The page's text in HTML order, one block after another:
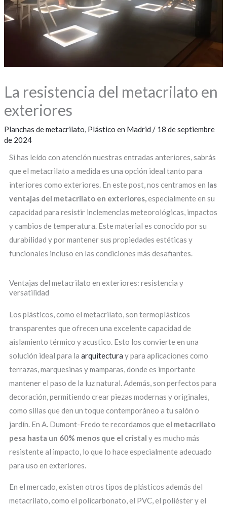
La resistencia del metacrilato en
exteriores
Planchas de metacrilato, Plástico en Madrid / 18 de septiembre
de 2024
Si has leído con atención nuestras entradas anteriores, sabrás
que el metacrilato a medida es una opción ideal tanto para
interiores como exteriores. En este post, nos centramos en las
ventajas del metacrilato en exteriores,especialmente en su
capacidad para resistir inclemencias meteorológicas, impactos
y cambios de temperatura. Este material es conocido por su
durabilidad y por mantener sus propiedades estéticas y
funcionales incluso en las condiciones más desafiantes.
Ventajas del metacrilato en exteriores: resistencia y
versatilidad
Los plásticos, como el metacrilato, son termoplásticos
transparentes que ofrecen una excelente capacidad de
aislamiento térmico y acustico. Esto los convierte en una
solución ideal para laarquitectura y para aplicaciones como
terrazas, marquesinas y mamparas, donde es importante
mantener el paso de la luz natural. Además, son perfectos para
decoración, permitiendo crear piezas modernas y originales,
como sillas que den un toque contemporáneo a tu salón o
jardín. En A. Dumont-Fredo te recordamos que el metacrilato
pesa hasta un 60% menos que el cristal y es mucho más
resistente al impacto, lo que lo hace especialmente adecuado
para uso en exteriores.
En el mercado, existen otros tipos de plásticos además del
metacrilato, como el policarbonato, el PVC, el poliéster y el